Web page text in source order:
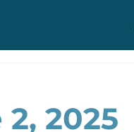
2025